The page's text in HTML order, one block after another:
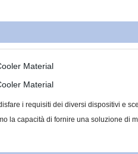
i requisiti dei diversi dispositivi e
la capacità di fornire una soluzione di